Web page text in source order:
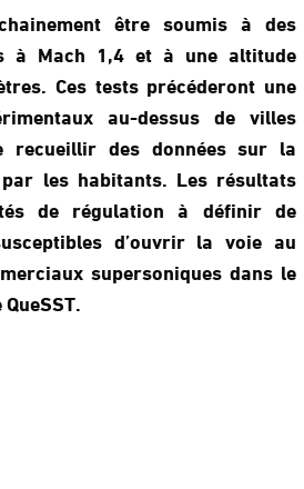
être soumis à des
à Mach 1,4 et à une altitude
Ces tests précéderont une
au-dessus de villes
recueillir des données sur la
les habitants. Les résultats
de régulation à définir de
d’ouvrir la voie au
supersoniques dans le